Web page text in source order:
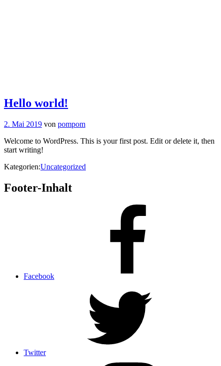
Hello world!
2. Mai 2019 von pompom
Welcome to WordPress. This is your first post. Edit or delete it, then
start writing!
Kategorien:Uncategorized
Footer-Inhalt
Facebook
Twitter